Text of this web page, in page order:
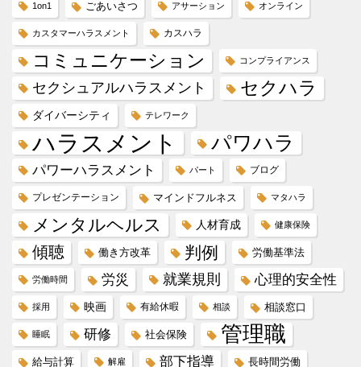
1on1 ごあいさつ アサーション オンライン
カスタマーハラスメント カスハラ
コミュニケーション コンプライアンス
セクシュアルハラスメント セクハラ
ダイバーシティ テレワーク
ハラスメント パワハラ
パワーハラスメント パート ブログ
プレゼンテーション マインドフルネス マタハラ
メンタルヘルス 人材育成 健康保険
傾聴 働き方改革 判例 労働基準法
労働時間 労災 就業規則 心理的安全性
採用 映画 有給休暇 相談 相談窓口
睡眠 研修 社会保険 管理職
給与計算 解雇 部下指導 長時間労働